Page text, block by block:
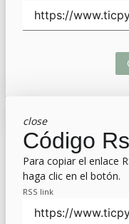
close
Código
Para copiar el enlace
haga clic en el botón.
RSS link